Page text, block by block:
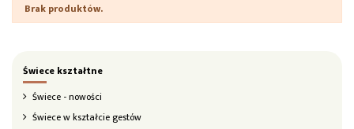
Brak produktów.
Świece kształtne
Świece - nowości
Świece w kształcie gestów